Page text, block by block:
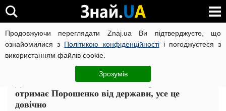
Продовжуючи переглядати Znaj.ua Ви підтверджуєте, що
ознайомилися з Політикою конфіденційностіі погоджуєтеся з
використанням файлів cookie.
Зрозумів
ВІЙНА РОСІЇ ПРОТИ УКРАЇНИ КОРОНАВІРУС В УКРАЇНІ
Політика ЧИТАТЬ НА РУССКОМ
Дача з покоївками та власна охорона: що
отримає Порошенко від держави, усе це
довічно